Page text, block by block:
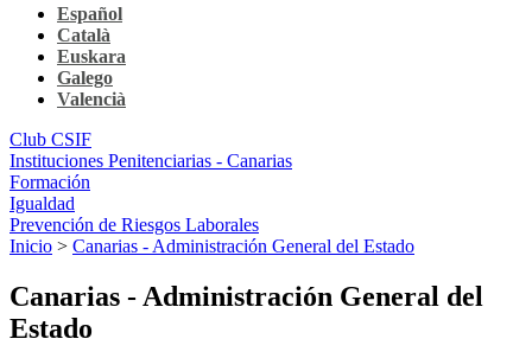
Español
Català
Euskara
Galego
Valencià
Club CSIF
Instituciones Penitenciarias - Canarias
Formación
Igualdad
Prevención de Riesgos Laborales
Inicio > Canarias - Administración General del Estado
Canarias - Administración General del
Estado